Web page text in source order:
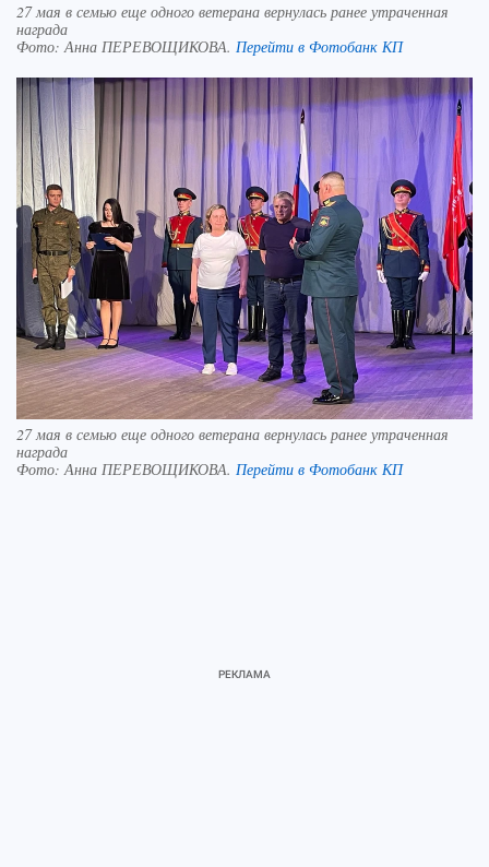
27 мая в семью еще одного ветерана вернулась ранее утраченная
награда
Фото:Анна ПЕРЕВОЩИКОВА. Перейти в Фотобанк КП
27 мая в семью еще одного ветерана вернулась ранее утраченная
награда
Фото: Анна ПЕРЕВОЩИКОВА. Перейти в Фотобанк КП